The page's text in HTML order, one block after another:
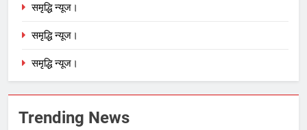
समृद्धि न्यूज।
समृद्धि न्यूज।
समृद्धि न्यूज।
Trending News